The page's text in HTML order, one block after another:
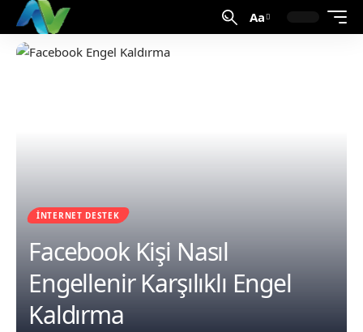
Aa
İNTERNET DESTEK
Facebook Kişi Nasıl
Engellenir Karşılıklı Engel
Kaldırma